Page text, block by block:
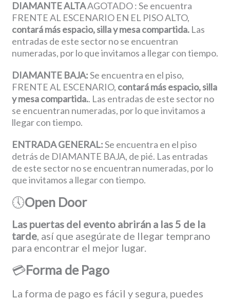
DIAMANTE ALTAAGOTADO : Se encuentra
FRENTE AL ESCENARIO EN EL PISO ALTO,
contará más espacio, silla y mesa compartida.Las
entradas de este sector no se encuentran
numeradas, por lo que invitamos a llegar con tiempo.
DIAMANTE BAJA:Se encuentra en el piso,
FRENTE AL ESCENARIO, contará más espacio, silla
y mesa compartida.. Las entradas de este sector no
se encuentran numeradas, por lo que invitamos a
llegar con tiempo.
ENTRADA GENERAL:Se encuentra en el piso
detrás de DIAMANTE BAJA, de pié. Las entradas
de este sector no se encuentran numeradas, por lo
que invitamos a llegar con tiempo.
🕔Open Door
Las puertas del evento abrirán a las 5 de la
tarde, así que asegúrate de llegar temprano
para encontrar el mejor lugar.
💳Forma de Pago
La forma de pago es fácil y segura, puedes